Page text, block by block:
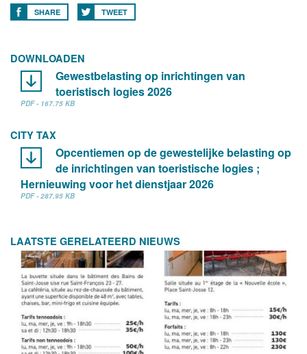
SHARE TWEET
DOWNLOADEN
Gewestbelasting op inrichtingen van
toeristisch logies 2026
PDF - 167.75 KB
CITY TAX
Opcentiemen op de gewestelijke belasting op
de inrichtingen van toeristische logies ;
Hernieuwing voor het dienstjaar 2026
PDF - 287.95 KB
LAATSTE GERELATEERD NIEUWS